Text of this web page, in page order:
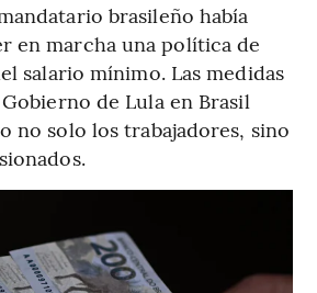
brasileño había
en marcha una política de
salario mínimo. Las medidas
de Lula en Brasil
no solo los trabajadores, sino